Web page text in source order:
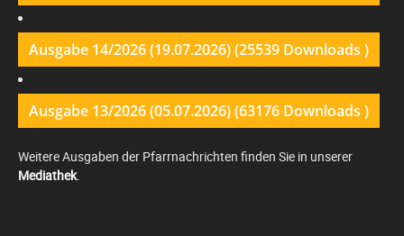
Ausgabe 14/2026 (19.07.2026) (25539 Downloads )
Ausgabe 13/2026 (05.07.2026) (63176 Downloads )
Weitere Ausgaben der Pfarrnachrichten finden Sie in unserer
Mediathek.